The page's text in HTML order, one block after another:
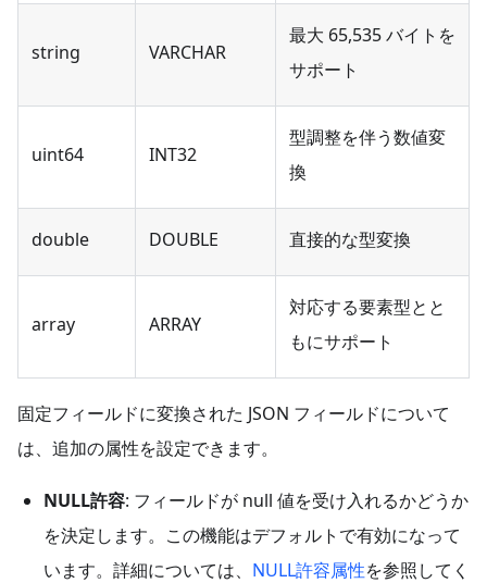
string VARCHAR
最大 65,535 バイトを
サポート
uint64 INT32
型調整を伴う数値変
換
double DOUBLE 直接的な型変換
array ARRAY
対応する要素型とと
もにサポート
固定フィールドに変換された JSON フィールドについて
は、追加の属性を設定できます。
NULL許容: フィールドが null 値を受け入れるかどうか
を決定します。この機能はデフォルトで有効になって
います。詳細については、 NULL許容属性を参照してく